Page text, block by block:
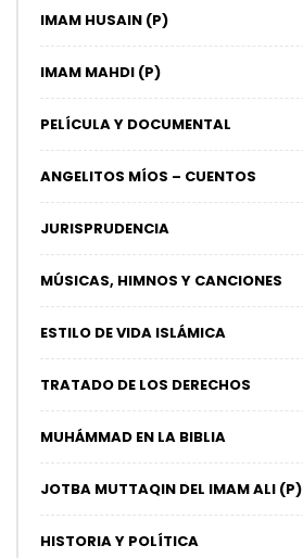
IMAM HUSAIN (P)
IMAM MAHDI (P)
PELÍCULA Y DOCUMENTAL
ANGELITOS MÍOS – CUENTOS
JURISPRUDENCIA
MÚSICAS, HIMNOS Y CANCIONES
ESTILO DE VIDA ISLÁMICA
TRATADO DE LOS DERECHOS
MUHÁMMAD EN LA BIBLIA
JOTBA MUTTAQIN DEL IMAM ALI (P)
HISTORIA Y POLÍTICA